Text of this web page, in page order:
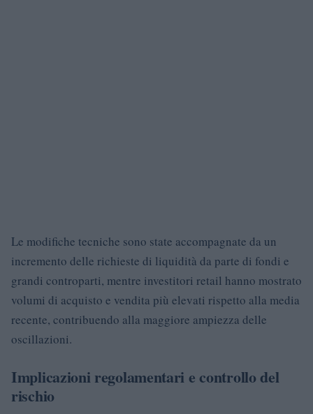
Le modifiche tecniche sono state accompagnate da un
incremento delle richieste di liquidità da parte di fondi e
grandi controparti, mentre investitori retail hanno mostrato
volumi di acquisto e vendita più elevati rispetto alla media
recente, contribuendo alla maggiore ampiezza delle
oscillazioni.
Implicazioni regolamentari e controllo del
rischio